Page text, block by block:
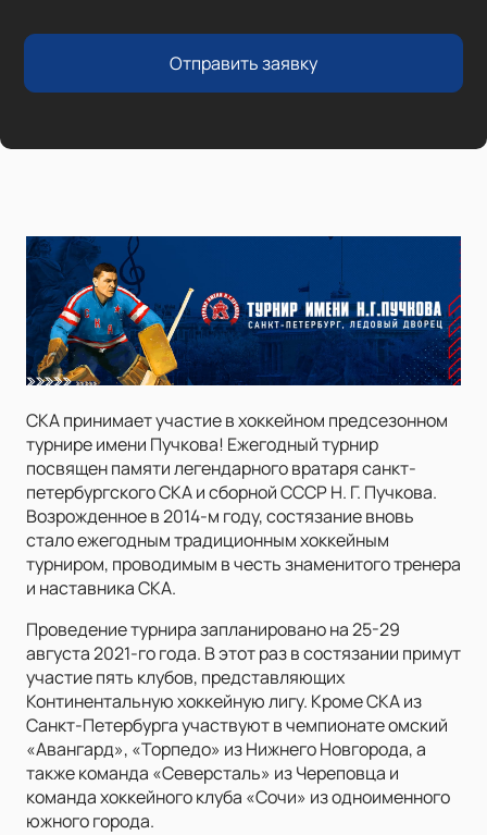
Отправить заявку
СКА принимает участие в хоккейном предсезонном
турнире имени Пучкова! Ежегодный турнир
посвящен памяти легендарного вратаря санкт-
петербургского СКА и сборной СССР Н. Г. Пучкова.
Возрожденное в 2014-м году, состязание вновь
стало ежегодным традиционным хоккейным
турниром, проводимым в честь знаменитого тренера
и наставника СКА.
Проведение турнира запланировано на 25-29
августа 2021-го года. В этот раз в состязании примут
участие пять клубов, представляющих
Континентальную хоккейную лигу. Кроме СКА из
Санкт-Петербурга участвуют в чемпионате омский
«Авангард», «Торпедо» из Нижнего Новгорода, а
также команда «Северсталь» из Череповца и
команда хоккейного клуба «Сочи» из одноименного
южного города.